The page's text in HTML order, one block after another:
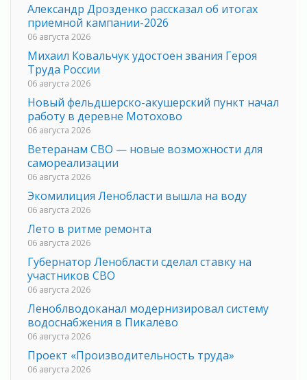
Александр Дрозденко рассказал об итогах
приемной кампании-2026
06 августа 2026
Михаил Ковальчук удостоен звания Героя
Труда России
06 августа 2026
Новый фельдшерско-акушерский пункт начал
работу в деревне Мотохово
06 августа 2026
Ветеранам СВО — новые возможности для
самореализации
06 августа 2026
Экомилиция Ленобласти вышла на воду
06 августа 2026
Лето в ритме ремонта
06 августа 2026
Губернатор Ленобласти сделал ставку на
участников СВО
06 августа 2026
Леноблводоканал модернизировал систему
водоснабжения в Пикалево
06 августа 2026
Проект «Производительность труда»
06 августа 2026